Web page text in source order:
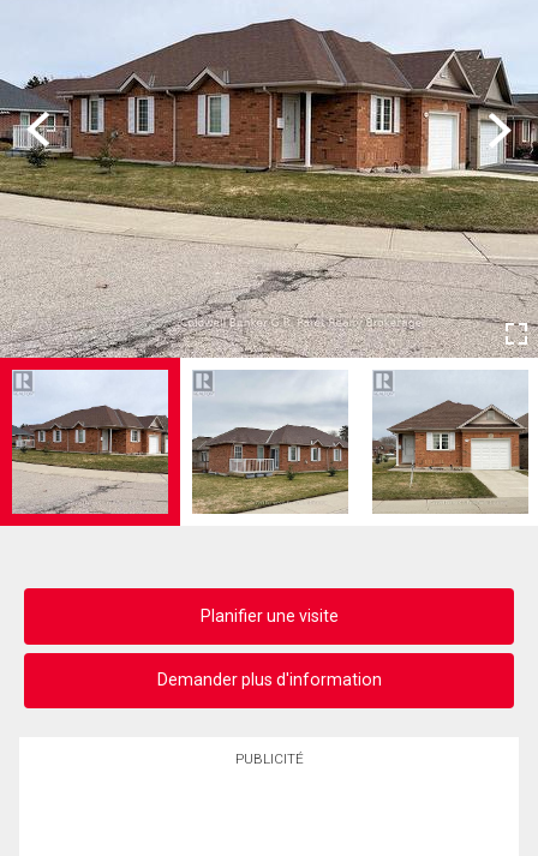
Previous Next
Planifier une visite
Demander plus d'information
PUBLICITÉ